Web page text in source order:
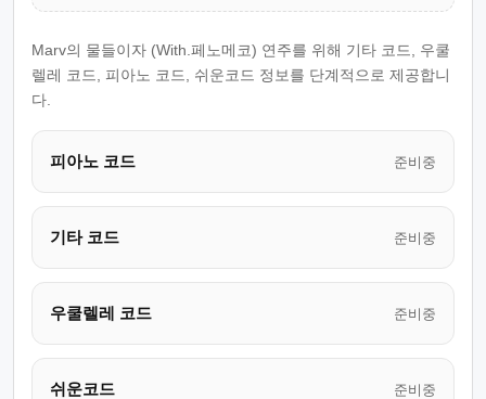
Marv의 물들이자 (With.페노메코) 연주를 위해 기타 코드, 우쿨
렐레 코드, 피아노 코드, 쉬운코드 정보를 단계적으로 제공합니
다.
피아노 코드 준비중
기타 코드 준비중
우쿨렐레 코드 준비중
쉬운코드 준비중